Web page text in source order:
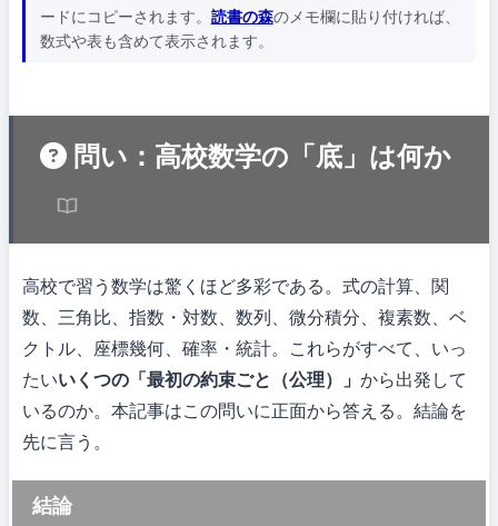
ードにコピーされます。 読書の森のメモ欄に貼り付ければ、
数式や表も含めて表示されます。
問い：高校数学の「底」は何か
高校で習う数学は驚くほど多彩である。式の計算、関
数、三角比、指数・対数、数列、微分積分、複素数、ベ
クトル、座標幾何、確率・統計。これらがすべて、いっ
たいいくつの「最初の約束ごと（公理）」 から出発して
いるのか。本記事はこの問いに正面から答える。結論を
先に言う。
結論